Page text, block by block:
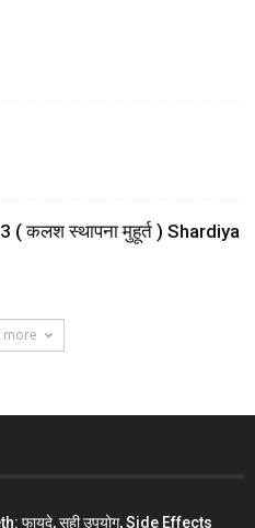
( कलश स्थापना मुहूर्त ) Shardiya
more
फायदे, सही उपयोग, Side Effects